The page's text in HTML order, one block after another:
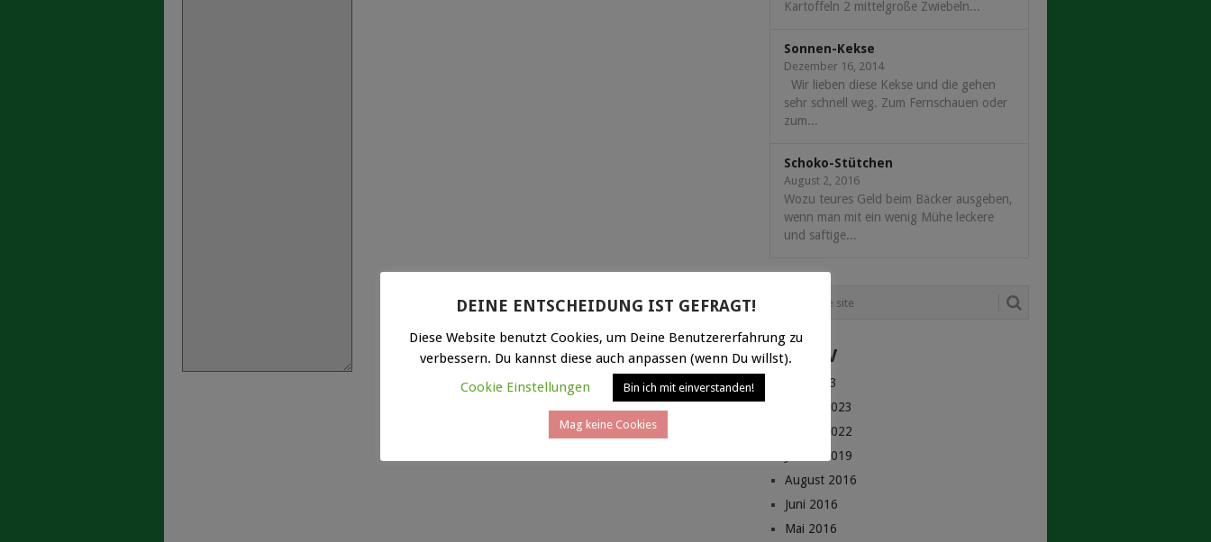
Kartoffeln 2 mittelgroße Zwiebeln...
Sonnen-Kekse
Dezember 16, 2014
Wir lieben diese Kekse und die gehen
sehr schnell weg. Zum Fernschauen oder
zum...
Schoko-Stütchen
August 2, 2016
Wozu teures Geld beim Bäcker ausgeben,
wenn man mit ein wenig Mühe leckere
und saftige...
ARCHIV
Mai 2023
Januar 2023
Januar 2022
Januar 2019
August 2016
Juni 2016
Mai 2016
DEINE ENTSCHEIDUNG IST GEFRAGT!
Diese Website benutzt Cookies, um Deine Benutzererfahrung zu
verbessern. Du kannst diese auch anpassen (wenn Du willst).
Cookie Einstellungen
Bin ich mit einverstanden!
Mag keine Cookies